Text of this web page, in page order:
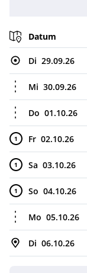
Datum
Di 29.09.26
Mi 30.09.26
Do 01.10.26
1 Fr 02.10.26
1 Sa 03.10.26
1 So 04.10.26
Mo 05.10.26
Di 06.10.26